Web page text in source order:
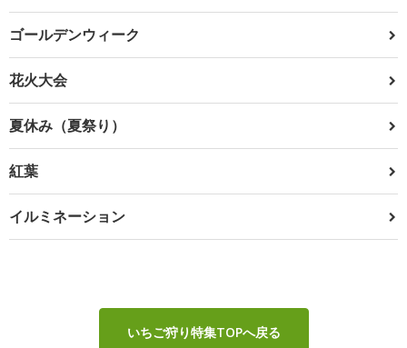
ゴールデンウィーク
花火大会
夏休み（夏祭り）
紅葉
イルミネーション
いちご狩り特集TOPへ戻る